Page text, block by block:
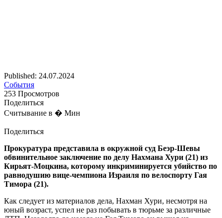
Published: 24.07.2024
События
253 Просмотров
Поделиться
Считывание в � Мин
Поделиться
Прокуратура представила в окружной суд Беэр-Шевы
обвинительное заключение по делу Нахмана Хури (21) из
Кирьят-Моцкина, которому инкриминируется убийство по
равнодушию вице-чемпиона Израиля по велоспорту Гая
Тимора (21).
Как следует из материалов дела, Нахман Хури, несмотря на
юный возраст, успел не раз побывать в тюрьме за различные